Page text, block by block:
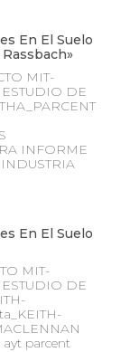
En El Suelo
MIT-
DE
INFORME
En El Suelo
MIT-
DE
parcent